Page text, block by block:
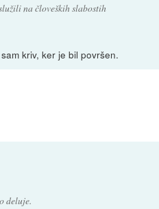
na človeških slabostih
kriv, ker je bil površen.
deluje.